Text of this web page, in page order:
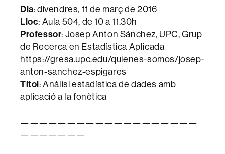
Dia: divendres, 11 de març de 2016
Lloc: Aula 504, de 10 a 11.30h
Professor: Josep Anton Sánchez, UPC, Grup
de Recerca en Estadística Aplicada
https://gresa.upc.edu/quienes-somos/josep-
anton-sanchez-espigares
Títol: Anàlisi estadística de dades amb
aplicació a la fonètica
———————————————————
———————